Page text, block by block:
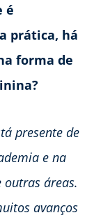
é
prática, há
forma de
presente de
e na
outras áreas.
avanços